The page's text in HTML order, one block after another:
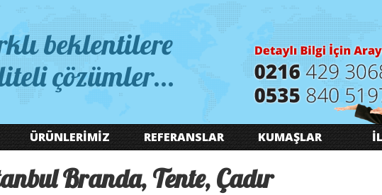
beklentilere
çözümler...
ÜRÜNLERİMİZ REFERANSLAR KUMAŞLAR
Branda, Tente, Çadır